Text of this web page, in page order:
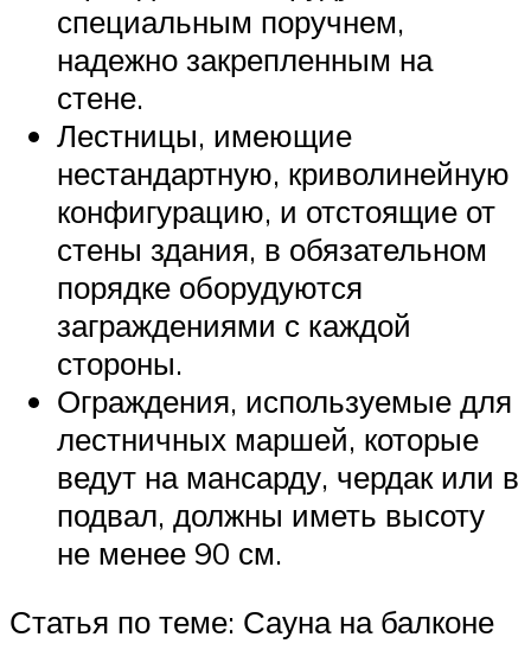
специальным поручнем,
надежно закрепленным на
стене.
Лестницы, имеющие
нестандартную, криволинейную
конфигурацию, и отстоящие от
стены здания, в обязательном
порядке оборудуются
заграждениями с каждой
стороны.
Ограждения, используемые для
лестничных маршей, которые
ведут на мансарду, чердак или в
подвал, должны иметь высоту
не менее 90 см.
Статья по теме: Сауна на балконе